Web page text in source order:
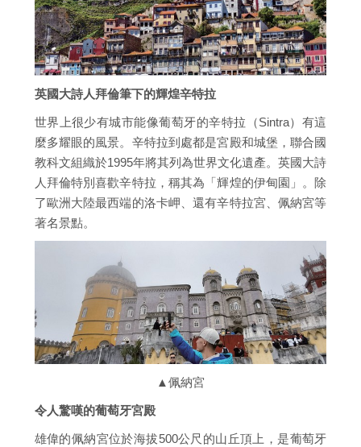
英國大詩人拜倫筆下的輝煌辛特拉
世界上很少有城市能像葡萄牙的辛特拉（Sintra）有這
麼多耀眼的風景。辛特拉到處都是宮殿和城堡，聯合國
教科文組織於1995年將其列為世界文化遺產。英國大詩
人拜倫特別喜歡辛特拉，稱其為「輝煌的伊甸園」。除
了歐洲大陸最西端的洛卡岬、還有辛特拉宮、佩納宮等
著名景點。
▲佩納宮
令人驚嘆的葡萄牙宮殿
雄偉的佩納宮位於海拔500公尺的山丘頂上，是葡萄牙